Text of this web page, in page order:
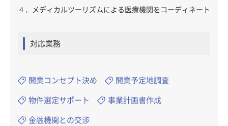
４．メディカルツーリズムによる医療機関をコーディネート
対応業務
開業コンセプト決め 開業予定地調査
物件選定サポート 事業計画書作成
金融機関との交渉